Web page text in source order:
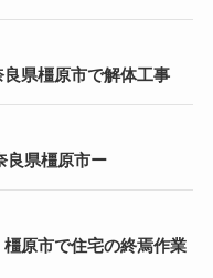
県橿原市で解体工事
良県橿原市ー
原市で住宅の終焉作業